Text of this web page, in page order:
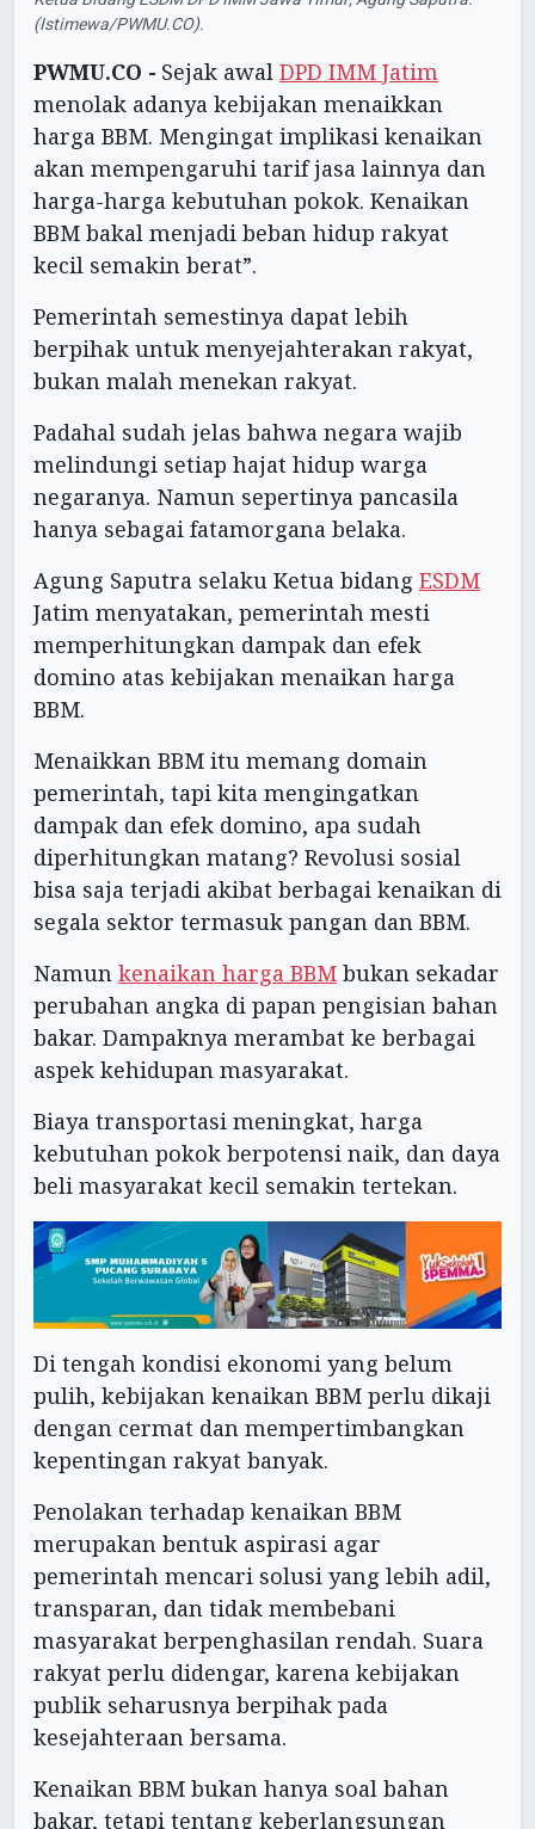
(Istimewa/PWMU.CO).
PWMU.CO - Sejak awal DPD IMM Jatim
menolak adanya kebijakan menaikkan
harga BBM. Mengingat implikasi kenaikan
akan mempengaruhi tarif jasa lainnya dan
harga-harga kebutuhan pokok. Kenaikan
BBM bakal menjadi beban hidup rakyat
kecil semakin berat”.
Pemerintah semestinya dapat lebih
berpihak untuk menyejahterakan rakyat,
bukan malah menekan rakyat.
Padahal sudah jelas bahwa negara wajib
melindungi setiap hajat hidup warga
negaranya. Namun sepertinya pancasila
hanya sebagai fatamorgana belaka.
Agung Saputra selaku Ketua bidang ESDM
Jatim menyatakan, pemerintah mesti
memperhitungkan dampak dan efek
domino atas kebijakan menaikan harga
BBM.
Menaikkan BBM itu memang domain
pemerintah, tapi kita mengingatkan
dampak dan efek domino, apa sudah
diperhitungkan matang? Revolusi sosial
bisa saja terjadi akibat berbagai kenaikan di
segala sektor termasuk pangan dan BBM.
Namun kenaikan harga BBM bukan sekadar
perubahan angka di papan pengisian bahan
bakar. Dampaknya merambat ke berbagai
aspek kehidupan masyarakat.
Biaya transportasi meningkat, harga
kebutuhan pokok berpotensi naik, dan daya
beli masyarakat kecil semakin tertekan.
Di tengah kondisi ekonomi yang belum
pulih, kebijakan kenaikan BBM perlu dikaji
dengan cermat dan mempertimbangkan
kepentingan rakyat banyak.
Penolakan terhadap kenaikan BBM
merupakan bentuk aspirasi agar
pemerintah mencari solusi yang lebih adil,
transparan, dan tidak membebani
masyarakat berpenghasilan rendah. Suara
rakyat perlu didengar, karena kebijakan
publik seharusnya berpihak pada
kesejahteraan bersama.
Kenaikan BBM bukan hanya soal bahan
bakar, tetapi tentang keberlangsungan